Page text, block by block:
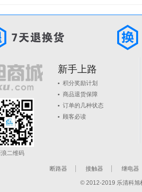
浪二维码
新手上路
积分奖励计划
商品退货保障
订单的几种状态
顾客必读
断路器 接触器 继电器
© 2012-2019 乐清科旭